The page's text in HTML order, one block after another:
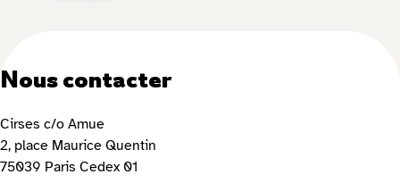
Nous contacter
Cirses c/o Amue
2, place Maurice Quentin
75039 Paris Cedex 01